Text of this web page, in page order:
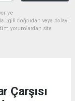
ve
ilgili doğrudan veya dolaylı
yorumlardan site
Çarşısı